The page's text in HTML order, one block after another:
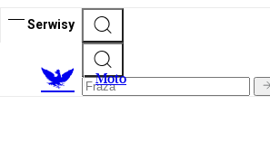
Serwisy
Moto